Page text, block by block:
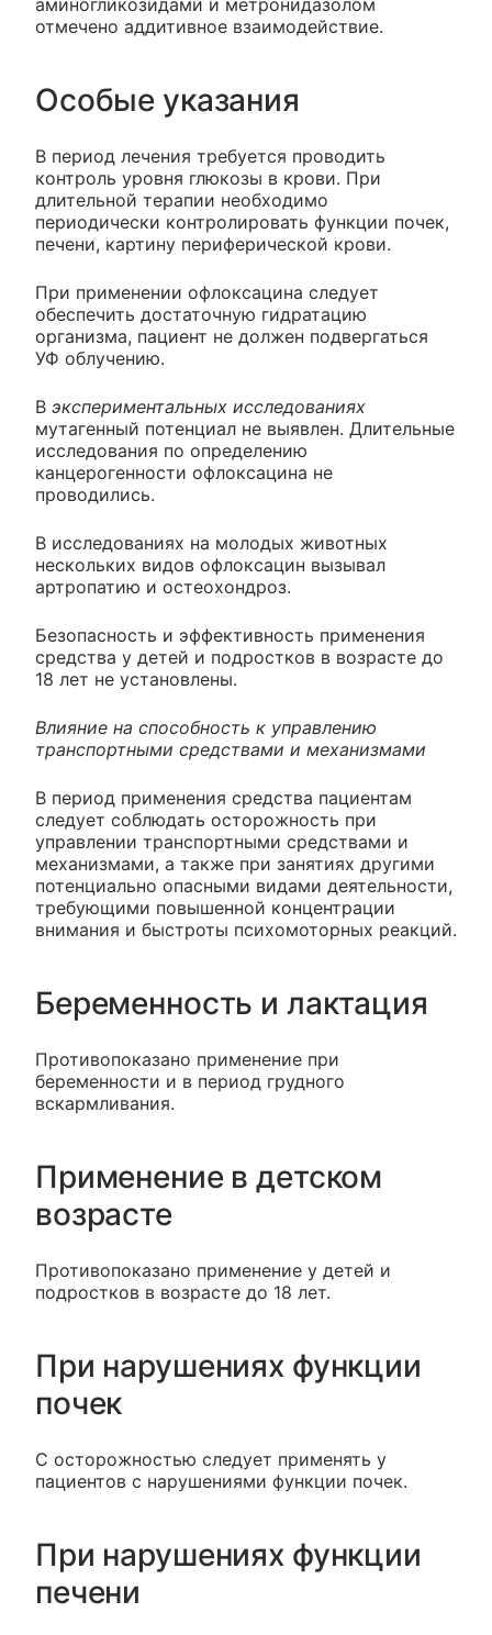
отмечено аддитивное взаимодействие.
Особые указания
В период лечения требуется проводить
контроль уровня глюкозы в крови. При
длительной терапии необходимо
периодически контролировать функции почек,
печени, картину периферической крови.
При применении офлоксацина следует
обеспечить достаточную гидратацию
организма, пациент не должен подвергаться
УФ облучению.
В экспериментальных исследованиях
мутагенный потенциал не выявлен. Длительные
исследования по определению
канцерогенности офлоксацина не
проводились.
В исследованиях на молодых животных
нескольких видов офлоксацин вызывал
артропатию и остеохондроз.
Безопасность и эффективность применения
средства у детей и подростков в возрасте до
18 лет не установлены.
Влияние на способность к управлению
транспортными средствами и механизмами
В период применения средства пациентам
следует соблюдать осторожность при
управлении транспортными средствами и
механизмами, а также при занятиях другими
потенциально опасными видами деятельности,
требующими повышенной концентрации
внимания и быстроты психомоторных реакций.
Беременность и лактация
Противопоказано применение при
беременности и в период грудного
вскармливания.
Применение в детском
возрасте
Противопоказано применение у детей и
подростков в возрасте до 18 лет.
При нарушениях функции
почек
С осторожностью следует применять у
пациентов с нарушениями функции почек.
При нарушениях функции
печени